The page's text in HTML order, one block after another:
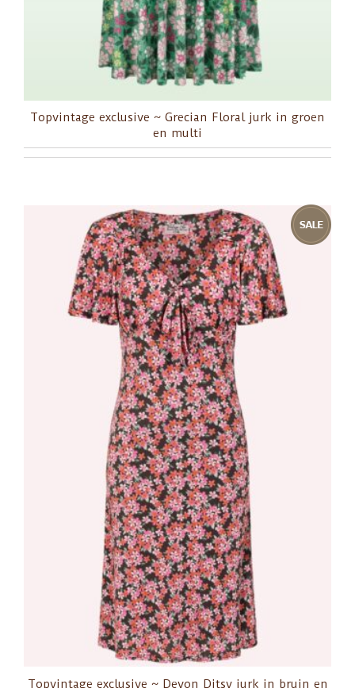
Topvintage exclusive ~ Grecian Floral jurk in groen
en multi
Topvintage exclusive ~ Devon Ditsy jurk in bruin en